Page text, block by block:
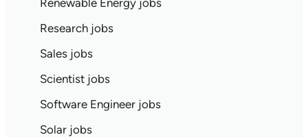
Renewable Energy jobs
Research jobs
Sales jobs
Scientist jobs
Software Engineer jobs
Solar jobs